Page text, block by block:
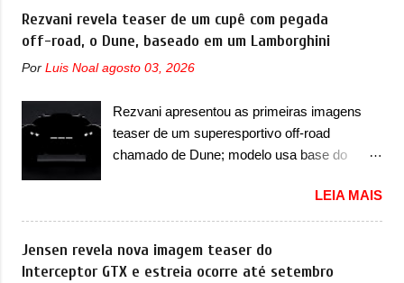
sobre o sedã, que terá seu lançamento ainda
neste ano de 2026. Em termos de design, o
Formula S segue basicamente as mesmas
de Pequim, que aconteceu no primeiro
semestre. Na dianteira, o sedã conta com
faróis mais quadrados e compactos, com
com SUV que é vendido no mercado chinês
desde o lançamento, em 2024. Agora, o
modelo passará por sua primeira mudança
visual e também mudará de nome. Vendido
passará a ser vendido na China apenas
como ‘20’. Junto das mudanças visuais, a
marca confirmou que ele pode ser um dos
novo motor elétrico. Chamado de ’16 em 1’,
também chamado de Thunder, ele apresenta
uma melhoria de eficiência térmica e integra
12 elementos de hardware. Entre eles, motor
Rezvani revela teaser de um cupê com pegada
off-road, o Dune, baseado em um Lamborghini
Por Luis Noal agosto 03, 2026
Rezvani apresentou as primeiras imagens
teaser de um superesportivo off-road
chamado de Dune; modelo usa base do
Rezvani apresentou as primeiras imagens
teaser de um novo superesportivo que vai
oferecer aos seus consumidores. Trata-se do
Dune, um cupê superesportivo que terá uma
LEIA MAIS
Jensen revela nova imagem teaser do
Interceptor GTX e estreia ocorre até setembro